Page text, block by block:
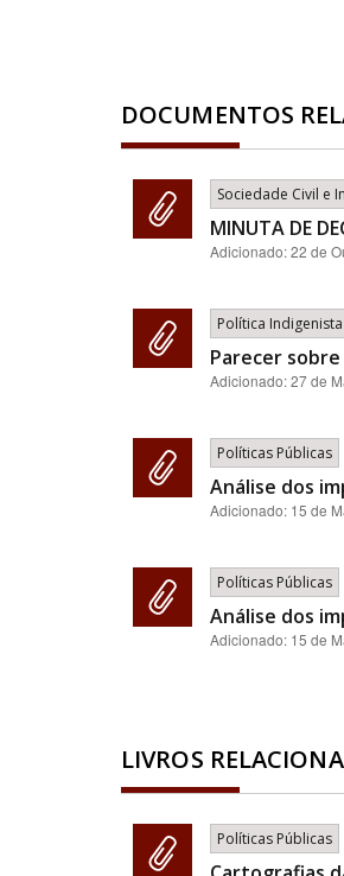
DOCUMENTOS
Sociedade Civil e
MINUTA DE
Adicionado:22 de
Política Indigenista
Parecer
Adicionado:27 de
Políticas Públicas
Análise dos
Adicionado: 15 de
Políticas Públicas
Análise dos
Adicionado: 15 de
LIVROS
Políticas Públicas